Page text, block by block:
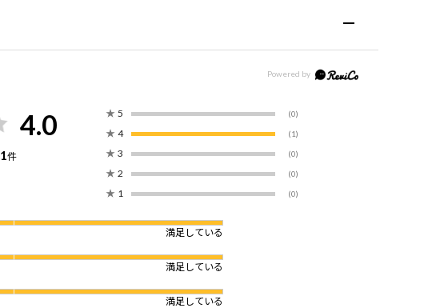
4.0
1件
★ 5 (0)
★ 4 (1)
★ 3 (0)
★ 2 (0)
★ 1 (0)
満足している
満足している
満足している